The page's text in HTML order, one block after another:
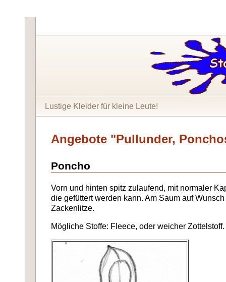
Lustige Kleider für kleine Leute!
Angebote "Pullunder,
Poncho
Vorn und hinten spitz zulaufend, mit normaler
die gefüttert werden kann. Am Saum auf
Zackenlitze.
Mögliche Stoffe: Fleece, oder weicher Zottelstoff.